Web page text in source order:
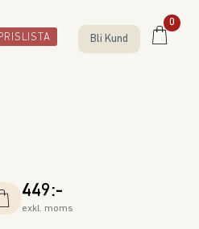
PRISLISTA Bli Kund
0
449:-
exkl. moms